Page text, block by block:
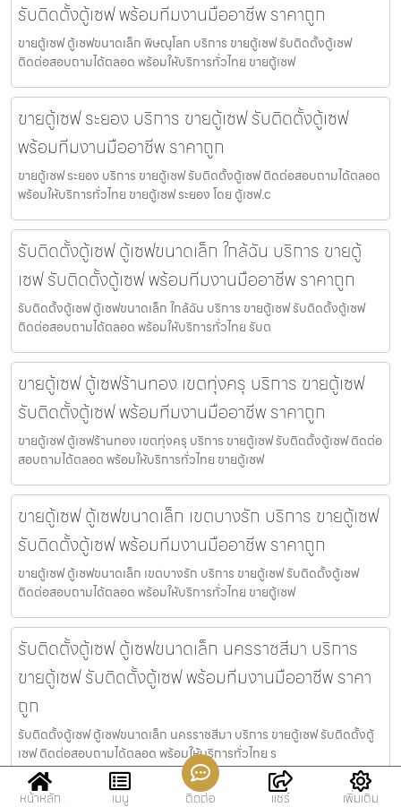
รับติดตั้งตู้เซฟ พร้อมทีมงานมืออาชีพ ราคาถูก
ขายตู้เซฟ ตู้เซฟขนาดเล็ก พิษณุโลก บริการ ขายตู้เซฟ รับติดตั้งตู้เซฟ
ติดต่อสอบถามได้ตลอด พร้อมให้บริการทั่วไทย ขายตู้เซฟ
ขายตู้เซฟ ระยอง บริการ ขายตู้เซฟ รับติดตั้งตู้เซฟ
พร้อมทีมงานมืออาชีพ ราคาถูก
ขายตู้เซฟ ระยอง บริการ ขายตู้เซฟ รับติดตั้งตู้เซฟ ติดต่อสอบถามได้ตลอด
พร้อมให้บริการทั่วไทย ขายตู้เซฟ ระยอง โดย ตู้เซฟ.c
รับติดตั้งตู้เซฟ ตู้เซฟขนาดเล็ก ใกล้ฉัน บริการ ขายตู้
เซฟ รับติดตั้งตู้เซฟ พร้อมทีมงานมืออาชีพ ราคาถูก
รับติดตั้งตู้เซฟ ตู้เซฟขนาดเล็ก ใกล้ฉัน บริการ ขายตู้เซฟ รับติดตั้งตู้เซฟ
ติดต่อสอบถามได้ตลอด พร้อมให้บริการทั่วไทย รับต
ขายตู้เซฟ ตู้เซฟร้านทอง เขตทุ่งครุ บริการ ขายตู้เซฟ
รับติดตั้งตู้เซฟ พร้อมทีมงานมืออาชีพ ราคาถูก
ขายตู้เซฟ ตู้เซฟร้านทอง เขตทุ่งครุ บริการ ขายตู้เซฟ รับติดตั้งตู้เซฟ ติดต่อ
สอบถามได้ตลอด พร้อมให้บริการทั่วไทย ขายตู้เซฟ
ขายตู้เซฟ ตู้เซฟขนาดเล็ก เขตบางรัก บริการ ขายตู้เซฟ
รับติดตั้งตู้เซฟ พร้อมทีมงานมืออาชีพ ราคาถูก
ขายตู้เซฟ ตู้เซฟขนาดเล็ก เขตบางรัก บริการ ขายตู้เซฟ รับติดตั้งตู้เซฟ
ติดต่อสอบถามได้ตลอด พร้อมให้บริการทั่วไทย ขายตู้เซฟ
รับติดตั้งตู้เซฟ ตู้เซฟขนาดเล็ก นครราชสีมา บริการ
ขายตู้เซฟ รับติดตั้งตู้เซฟ พร้อมทีมงานมืออาชีพ ราคา
ถูก
รับติดตั้งตู้เซฟ ตู้เซฟขนาดเล็ก นครราชสีมา บริการ ขายตู้เซฟ รับติดตั้งตู้
เซฟ ติดต่อสอบถามได้ตลอด พร้อมให้บริการทั่วไทย ร
หน้าหลัก เมนู ติดต่อ แชร์ เพิ่มเติม